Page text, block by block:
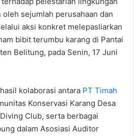
sejumlah perusahaan dan
aksi konkret melepasliarkan
bibit terumbu karang di Pantai
Belitung, pada Senin, 17 Juni
kolaborasi antara PT Timah
Konservasi Karang Desa
Club, serta berbagai
dalam Asosiasi Auditor